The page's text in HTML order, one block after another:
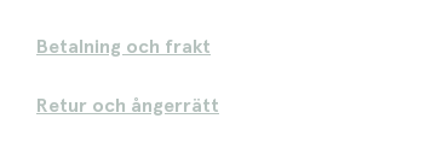
Betalning och frakt
Retur och ångerrätt